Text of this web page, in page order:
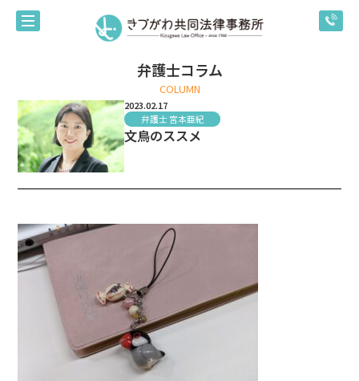
弁護士コラム
COLUMN
2023.02.17
弁護士 宮本亜紀
文鳥のススメ